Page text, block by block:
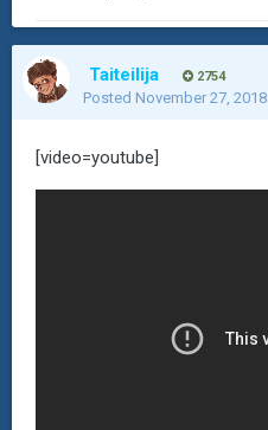
Taiteilija 2754
Posted November 27, 2018
[video=youtube]